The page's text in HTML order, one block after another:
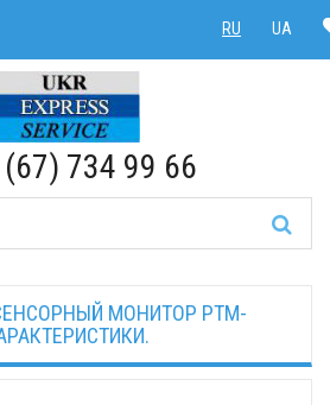
UA
RU UA
RU
734 99 66
СЕНСОРНЫЙ МОНИТОР PTM-